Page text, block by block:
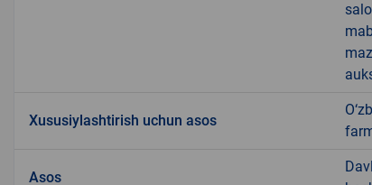
Xususiylashtirish uchun asos
Asos